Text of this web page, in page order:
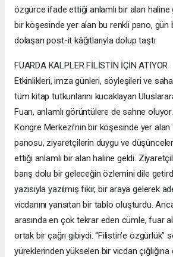
özgürce ifade ettiği anlamlı bir alan haline
bir köşesinde yer alan bu renkli pano, gün
dolaşan post-it kâğıtlarıyla dolup taştı
FUARDA KALPLER FİLİSTİN İÇİN ATIYOR
Etkinlikleri, imza günleri, söyleşileri ve
tüm kitap tutkunlarını kucaklayan
Fuarı, anlamlı görüntülere de sahne
Kongre Merkezi’nin bir köşesinde yer alan
panosu, ziyaretçilerin duygu ve
ettiği anlamlı bir alan haline geldi.
barış dolu bir geleceğin özlemini dile
yazısıyla yazılmış fikir, bir araya gelerek
vicdanını yansıtan bir tablo oluşturdu.
arasında en çok tekrar eden cümle, fuar
ortak bir çağrı gibiydi. “Filistin’e özgürlük”
yüreklerinden yükselen bir vicdan